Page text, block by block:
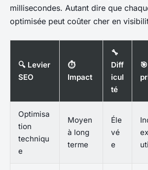
millisecondes. Autant dire que
optimisée peut coûter cher en
🔍 Levier
SEO
⏱️
Impact
🔧
Diff
icul
té
Optimisa
tion
techniqu
e
Moyen
à long
terme
Éle
vé
e